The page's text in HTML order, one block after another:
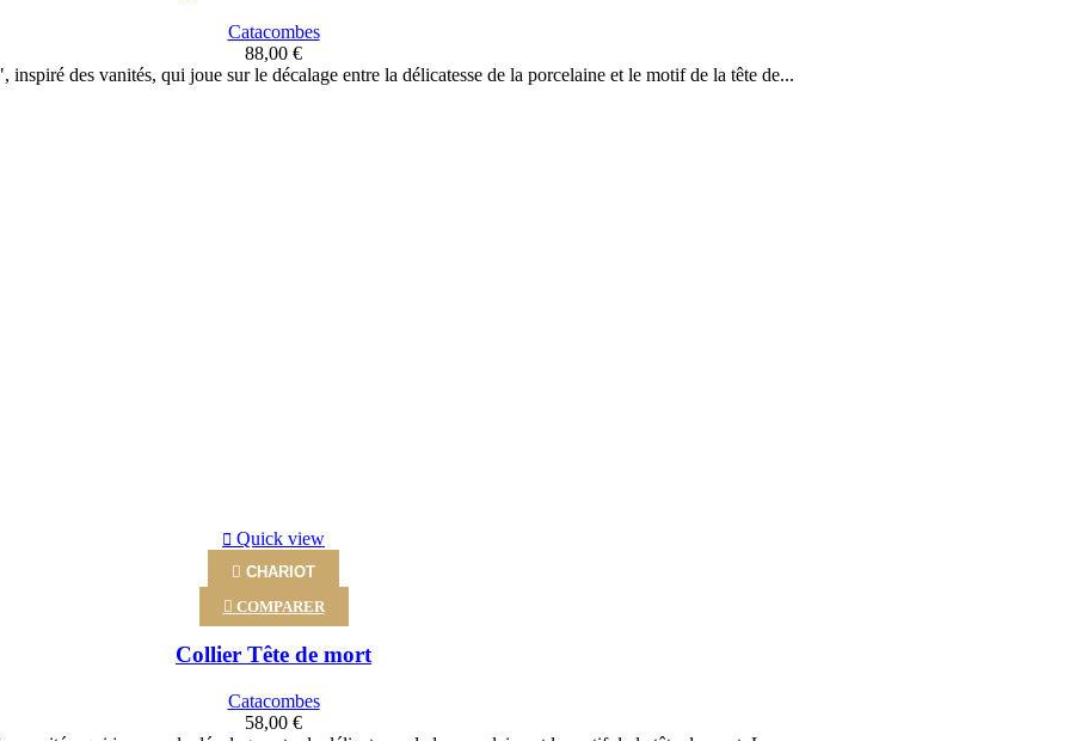
Catacombes
88,00 €
des vanités, qui joue sur le décalage entre la délicatesse de la porcelaine et le motif de la tête de...
Quick view
 CHARIOT
 COMPARER
Collier Tête de mort
Catacombes
58,00 €